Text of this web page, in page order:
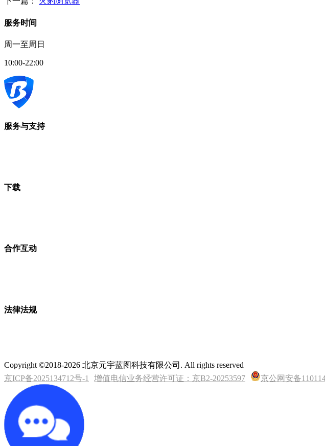
服务时间
周一至周日
10:00-22:00
服务与支持
下载
合作互动
法律法规
Copyright ©2018-2026 北京元宇蓝图科技有限公司. All rights reserved
京ICP备2025134712号-1
增值电信业务经营许可证：京B2-20253597 京公网安备